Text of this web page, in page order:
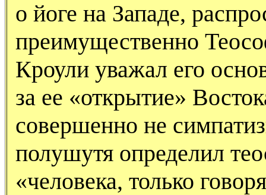
о йоге на Западе,
преимущественно
Кроули уважал его
за ее «открытие»
совершенно не
полушутя определил
«человека, только